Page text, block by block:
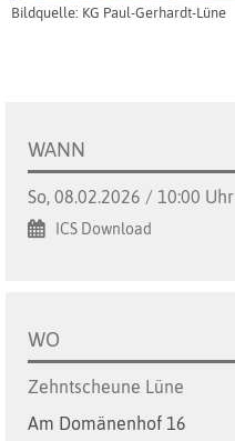
Bildquelle: KG Paul-Gerhardt-Lüne
WANN
So, 08.02.2026 / 10:00 Uhr
ICS Download
WO
Zehntscheune Lüne
Am Domänenhof 16